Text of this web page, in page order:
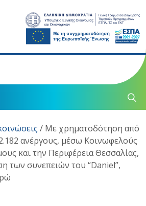
/ Με χρηματοδότηση από
ανέργους, μέσω Κοινωφελούς
και την Περιφέρεια Θεσσαλίας,
των συνεπειών του “Daniel”,